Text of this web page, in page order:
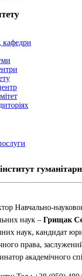
кафедри
Навчально-
наук – Грищак
наук, кандидат
права,
академічного